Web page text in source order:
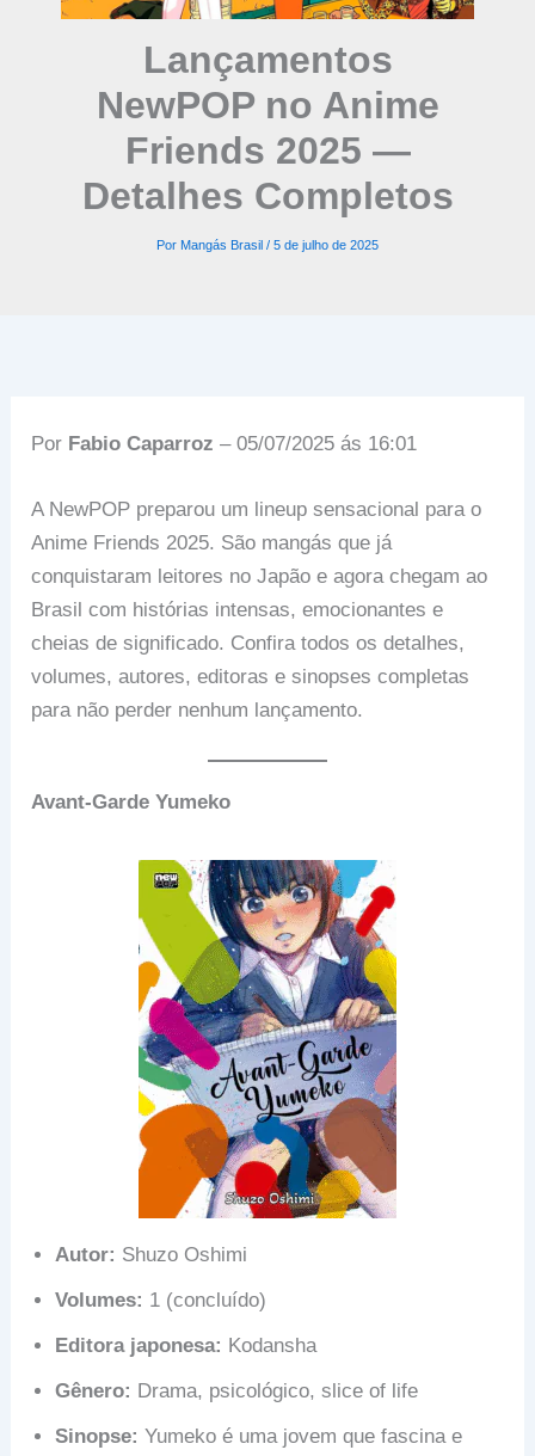
Lançamentos
NewPOP no Anime
Friends 2025 —
Detalhes Completos
Por Mangás Brasil / 5 de julho de 2025
Por Fabio Caparroz – 05/07/2025 ás 16:01
A NewPOP preparou um lineup sensacional para o
Anime Friends 2025. São mangás que já
conquistaram leitores no Japão e agora chegam ao
Brasil com histórias intensas, emocionantes e
cheias de significado. Confira todos os detalhes,
volumes, autores, editoras e sinopses completas
para não perder nenhum lançamento.
Avant-Garde Yumeko
Autor: Shuzo Oshimi
Volumes: 1 (concluído)
Editora japonesa: Kodansha
Gênero: Drama, psicológico, slice of life
Sinopse: Yumeko é uma jovem que fascina e